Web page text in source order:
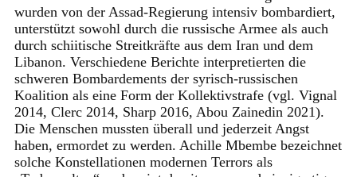
wurden von der Assad-Regierung intensiv bombardiert,
unterstützt sowohl durch die russische Armee als auch
durch schiitische Streitkräfte aus dem Iran und dem
Libanon. Verschiedene Berichte interpretierten die
schweren Bombardements der syrisch-russischen
Koalition als eine Form der Kollektivstrafe (vgl. Vignal
2014, Clerc 2014, Sharp 2016, Abou Zainedin 2021).
Die Menschen mussten überall und jederzeit Angst
haben, ermordet zu werden. Achille Mbembe bezeichnet
solche Konstellationen modernen Terrors als